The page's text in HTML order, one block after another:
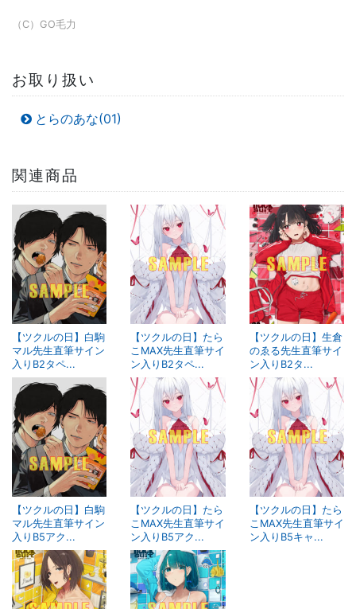
（C）GO毛力
お取り扱い
とらのあな(01)
関連商品
【ツクルの日】白駒
マル先生直筆サイン
入りB2タペ...
【ツクルの日】たら
こMAX先生直筆サイ
ン入りB2タペ...
【ツクルの日】生倉
のゑる先生直筆サイ
ン入りB2タ...
【ツクルの日】白駒
マル先生直筆サイン
入りB5アク...
【ツクルの日】たら
こMAX先生直筆サイ
ン入りB5アク...
【ツクルの日】たら
こMAX先生直筆サイ
ン入りB5キャ...